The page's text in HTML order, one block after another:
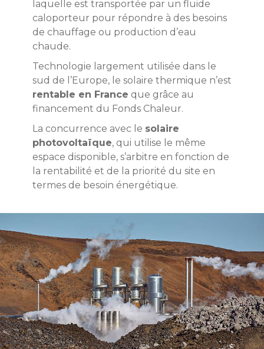
laquelle est transportée par un fluide
caloporteur pour répondre à des besoins
de chauffage ou production d’eau
chaude.
Technologie largement utilisée dans le
sud de l’Europe, le solaire thermique n’est
rentable en France que grâce au
financement du Fonds Chaleur.
La concurrence avec le solaire
photovoltaïque, qui utilise le même
espace disponible, s’arbitre en fonction de
la rentabilité et de la priorité du site en
termes de besoin énergétique.